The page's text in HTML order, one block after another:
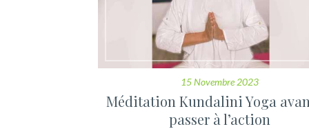
15 Novembre 2023
Méditation Kundalini Yoga
passer à l’action